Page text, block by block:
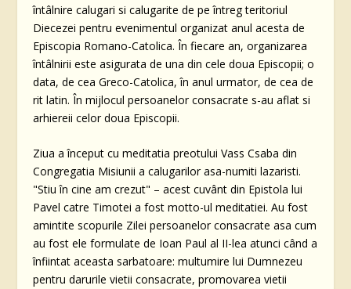
întâlnire calugari si calugarite de pe întreg teritoriul
Diecezei pentru evenimentul organizat anul acesta de
Episcopia Romano-Catolica. În fiecare an, organizarea
întâlnirii este asigurata de una din cele doua Episcopii; o
data, de cea Greco-Catolica, în anul urmator, de cea de
rit latin. În mijlocul persoanelor consacrate s-au aflat si
arhiereii celor doua Episcopii.
Ziua a început cu meditatia preotului Vass Csaba din
Congregatia Misiunii a calugarilor asa-numiti lazaristi.
"Stiu în cine am crezut" – acest cuvânt din Epistola lui
Pavel catre Timotei a fost motto-ul meditatiei. Au fost
amintite scopurile Zilei persoanelor consacrate asa cum
au fost ele formulate de Ioan Paul al II-lea atunci când a
înfiintat aceasta sarbatoare: multumire lui Dumnezeu
pentru darurile vietii consacrate, promovarea vietii